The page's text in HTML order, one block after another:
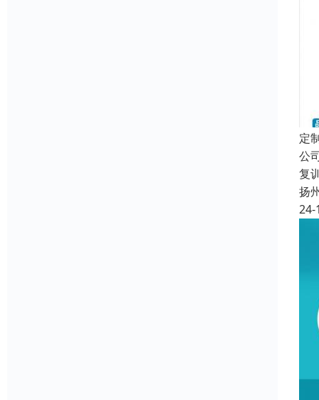
定
公
复
扬
24-